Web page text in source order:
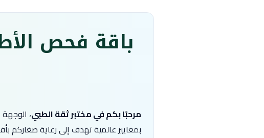
باقة فحص
مرحبًا بكم في مختبر ثقة الطبي،
بمعايير عالمية تهدف إلى رعاية صغاركم